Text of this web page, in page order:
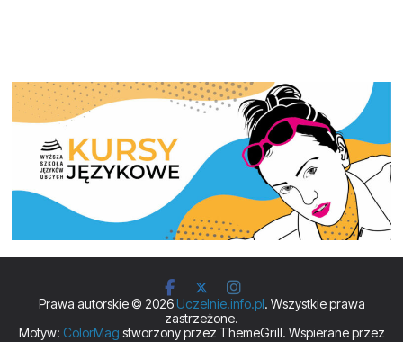
Prawa autorskie © 2026 Uczelnie.info.pl. Wszystkie prawa
zastrzeżone.
Motyw: ColorMag stworzony przez ThemeGrill. Wspierane przez